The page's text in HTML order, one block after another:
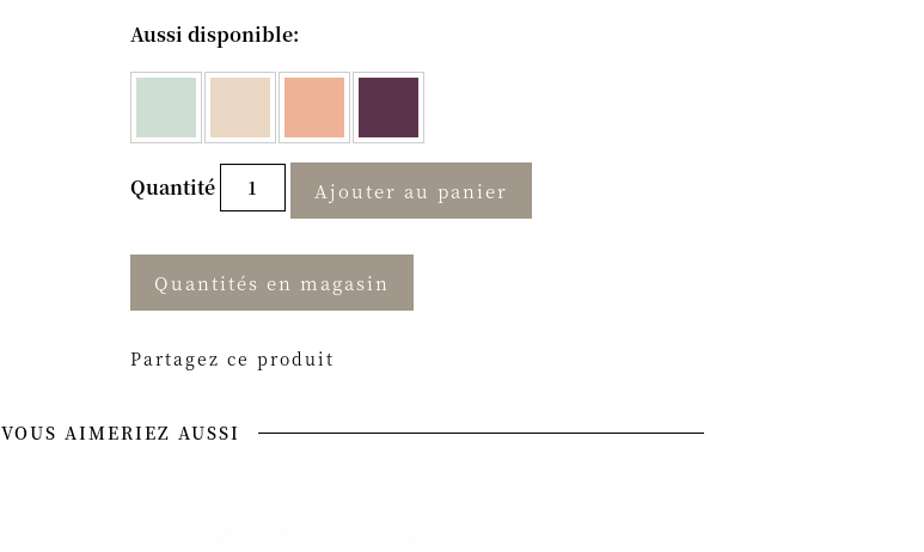
Aussi disponible:
Quantité Ajouter au panier
Quantités en magasin
Partagez ce produit
VOUS AIMERIEZ AUSSI